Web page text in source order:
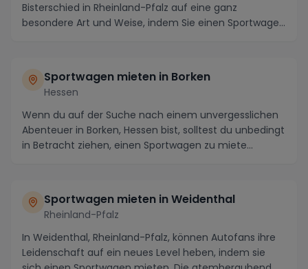
Bisterschied in Rheinland-Pfalz auf eine ganz
besondere Art und Weise, indem Sie einen Sportwagen
Sportwagen mieten in Borken
Hessen
Wenn du auf der Suche nach einem unvergesslichen
Abenteuer in Borken, Hessen bist, solltest du unbedingt
in Betracht ziehen, einen Sportwagen zu miete...
Sportwagen mieten in Weidenthal
Rheinland-Pfalz
In Weidenthal, Rheinland-Pfalz, können Autofans ihre
Leidenschaft auf ein neues Level heben, indem sie